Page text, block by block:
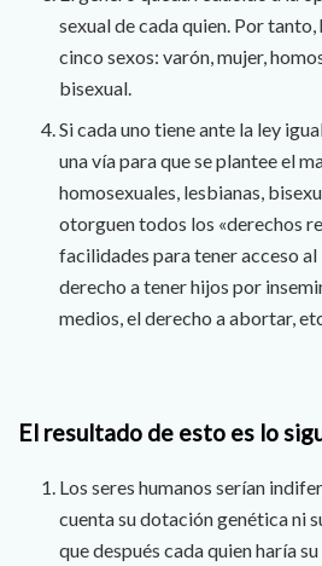
sexual de cada quien. Por
cinco sexos: varón, mujer,
bisexual.
Si cada uno tiene ante la ley
una vía para que se plantee el
homosexuales, lesbianas,
otorguen todos los «derechos
facilidades para tener acceso al
derecho a tener hijos por
medios, el derecho a abortar,
El resultado de esto es lo
Los seres humanos serían
cuenta su dotación genética ni
que después cada quien haría